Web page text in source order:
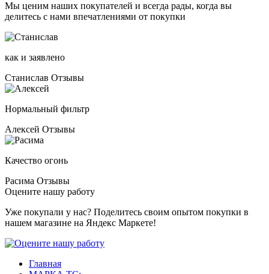
Мы ценим наших покупателей и всегда рады, когда вы
делитесь с нами впечатлениями от покупки
как и заявлено
Станислав Отзывы
Нормальный фильтр
Алексей Отзывы
Качество огонь
Расима Отзывы
Оцените нашу работу
Уже покупали у нас? Поделитесь своим опытом покупки в
нашем магазине на Яндекс Маркете!
Главная